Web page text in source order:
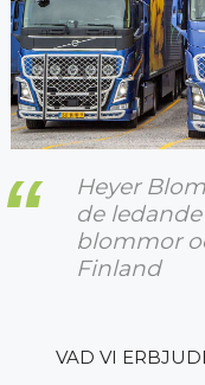
Heyer
de
blommor
Finland
VAD VI